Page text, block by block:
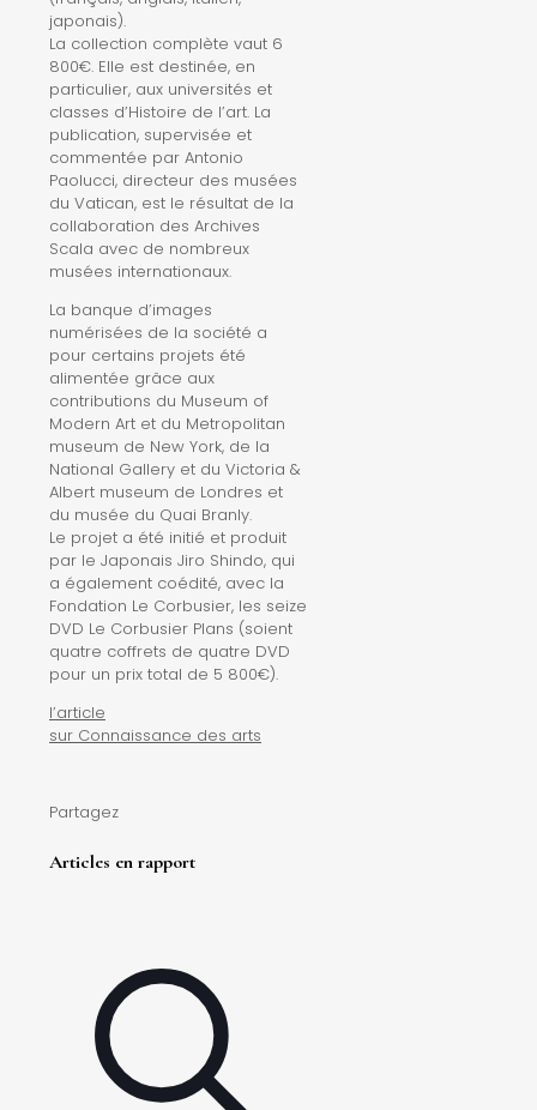
japonais).
La collection complète vaut 6
800€. Elle est destinée, en
particulier, aux universités et
classes d’Histoire de l’art. La
publication, supervisée et
commentée par Antonio
Paolucci, directeur des musées
du Vatican, est le résultat de la
collaboration des Archives
Scala avec de nombreux
musées internationaux.
La banque d’images
numérisées de la société a
pour certains projets été
alimentée grâce aux
contributions du Museum of
Modern Art et du Metropolitan
museum de New York, de la
National Gallery et du Victoria &
Albert museum de Londres et
du musée du Quai Branly.
Le projet a été initié et produit
par le Japonais Jiro Shindo, qui
a également coédité, avec la
Fondation Le Corbusier, les seize
DVD Le Corbusier Plans (soient
quatre coffrets de quatre DVD
pour un prix total de 5 800€).
l’article
sur Connaissance des arts
Partagez
Articles en rapport